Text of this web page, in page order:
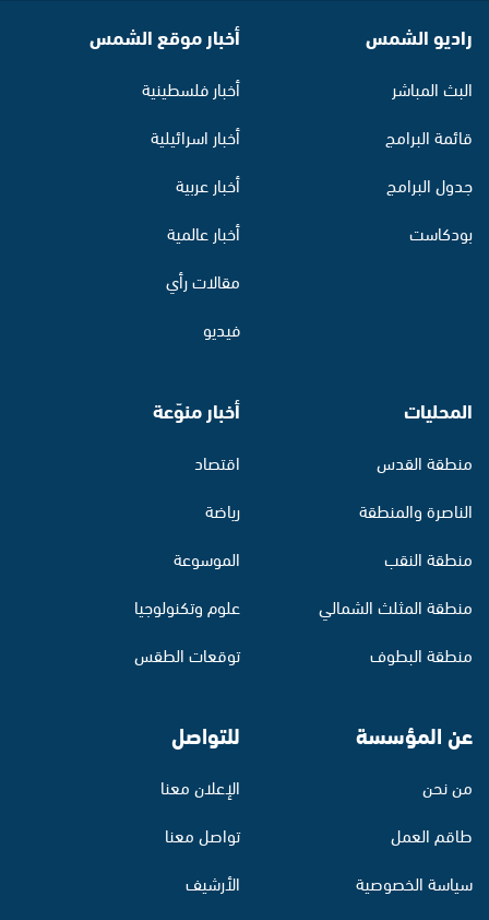
راديو الشمس
البث المباشر
قائمة البرامج
جدول البرامج
بودكاست
أخبار موقع الشمس
أخبار فلسطينية
أخبار اسرائيلية
أخبار عربية
أخبار عالمية
مقالات رأي
فيديو
المحليات
منطقة القدس
الناصرة والمنطقة
منطقة النقب
منطقة المثلث الشمالي
منطقة البطوف
أخبار منوّعة
اقتصاد
رياضة
الموسوعة
علوم وتكنولوجيا
توقعات الطقس
عن المؤسسة
من نحن
طاقم العمل
سياسة الخصوصية
للتواصل
الإعلان معنا
تواصل معنا
الأرشيف